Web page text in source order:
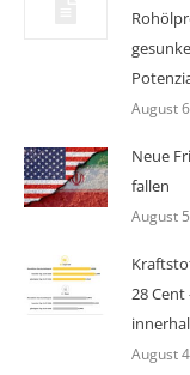
August
Neue
fallen
August
28 Cent
August